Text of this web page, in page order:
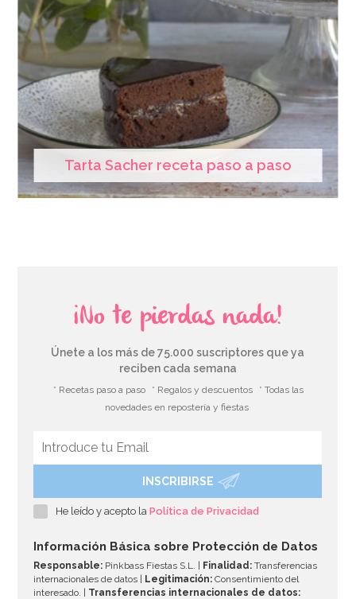
Tarta Sacher receta paso a paso
¡No te pierdas nada!
Únete a los más de 75.000 suscriptores que ya
reciben cada semana
* Recetas paso a paso * Regalos y descuentos
* Todas las
novedades en repostería y fiestas
INSCRIBIRSE
He leído y acepto laPolítica de Privacidad
Información Básica sobre Protección de Datos
Responsable: Pinkbass Fiestas S.L. | Finalidad: Transferencias
internacionales de datos | Legitimación: Consentimiento del
interesado. | Transferencias internacionales de datos: